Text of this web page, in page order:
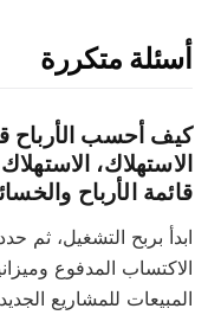
متكررة
أحسب الأرباح قبل
الأرباح والخسائر
بربح التشغيل، ثم حدد
المدفوع وميزانية
للمشاريع